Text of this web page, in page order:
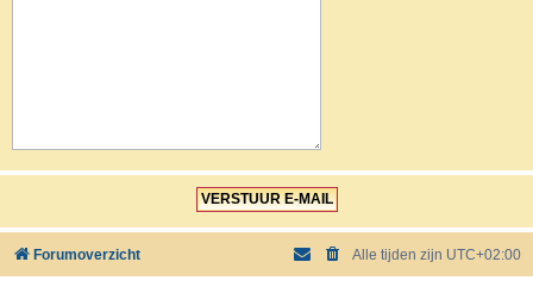
Forumoverzicht Alle tijden zijn UTC+02:00